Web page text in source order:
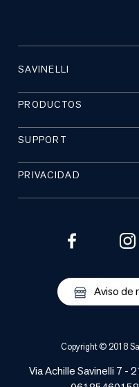
SAVINELLI
PRODUCTOS
SUPPORT
PRIVACIDAD
Aviso de
Copyright © 2018
Via Achille Savinelli 7 -